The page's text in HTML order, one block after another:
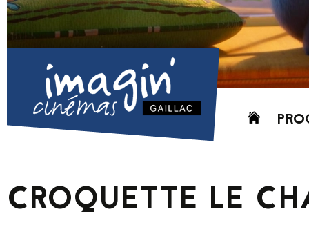
Aller
CROQUETTE LE